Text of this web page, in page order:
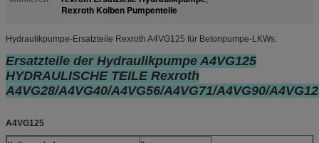
Rexroth Kolben Pumpenteile
Hydraulikpumpe-Ersatzteile Rexroth A4VG125 für Betonpumpe-LKWs.
Ersatzteile der Hydraulikpumpe A4VG125
HYDRAULISCHE TEILE Rexroth
A4VG28/A4VG40/A4VG56/A4VG71/A4VG90/
A4VG125